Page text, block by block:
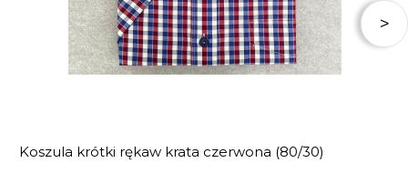
Koszula krótki rękaw krata czerwona (80/30)